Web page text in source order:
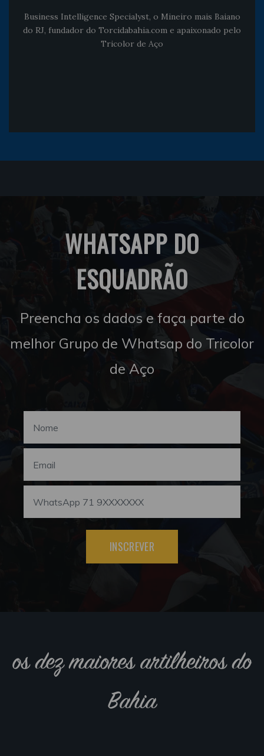
Business Intelligence Specialyst, o Mineiro mais Baiano
do RJ, fundador do Torcidabahia.com e apaixonado pelo
Tricolor de Aço
WHATSAPP DO
ESQUADRÃO
Preencha os dados e faça parte do
melhor Grupo de Whatsap do Tricolor
de Aço
INSCREVER
os dez maiores artilheiros do
Bahia